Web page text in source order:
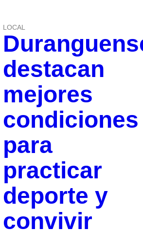
LOCAL
destacan
mejores
condiciones
para
practicar
deporte y
convivir